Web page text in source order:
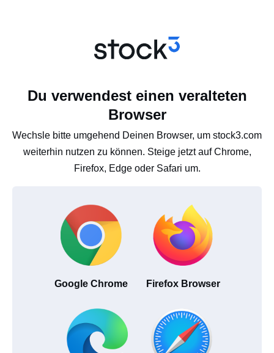
Du verwendest einen veralteten
Browser
Wechsle bitte umgehend Deinen Browser, um stock3.com
weiterhin nutzen zu können. Steige jetzt auf Chrome,
Firefox, Edge oder Safari um.
Google Chrome Firefox Browser